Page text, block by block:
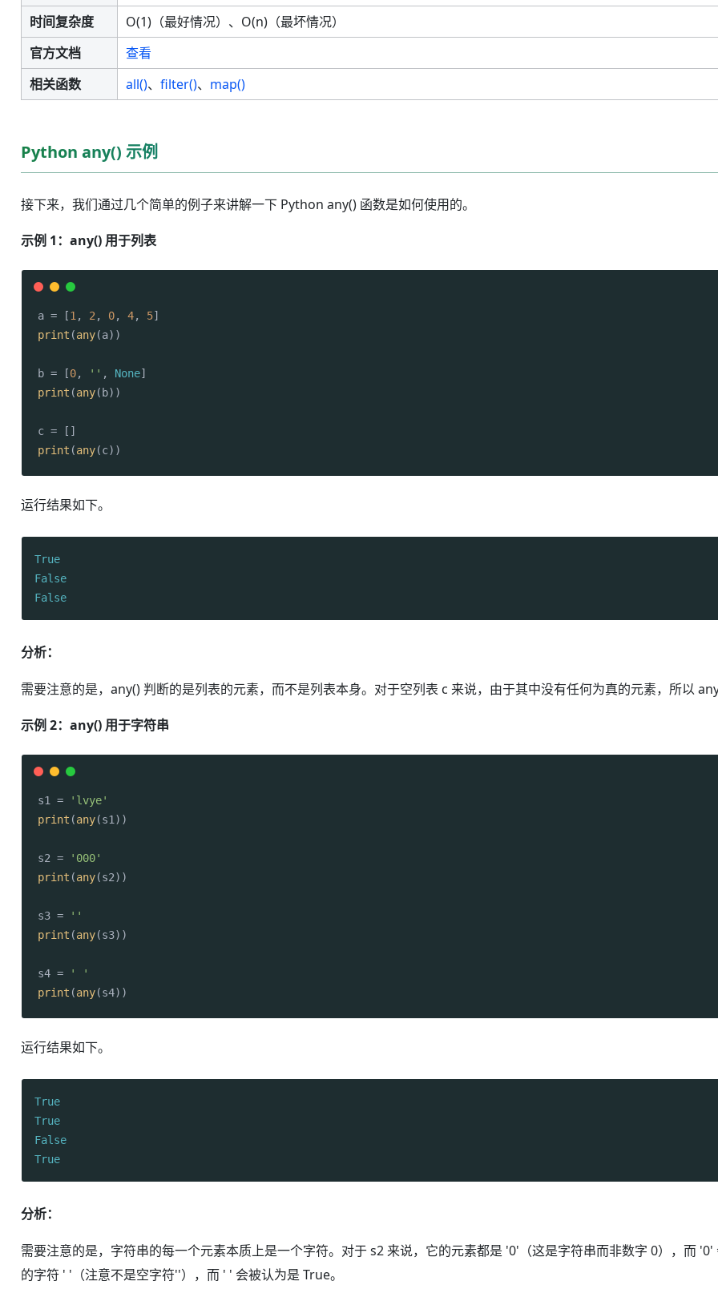
时间复杂度
O(1)（最好情况）、O(n)（最坏情况）
官方文档
查看
相关函数
all()、 filter()、 map()
Python any() 示例
接下来，我们通过几个简单的例子来讲解一下 Python any() 函数是如何使用的。
示例 1：any() 用于列表
a = [1 , 2 , 0, 4, 5
print (any(a))
b = [0, '' , None
print (any(b))
print (any(c))
运行结果如下。
True
False
False
分析：
需要注意的是，any() 判断的是列表的元素，而不是列表本身。对于空列表 c 来说，由于其中没有任何为真的元素，所以
示例 2：any() 用于字符串
s1 =
'lvye'
print (any(s1))
s2 =
'000'
print (any(s2))
s3 =
''
print (any(s3))
s4 =
' '
print (any(s4))
运行结果如下。
True
True
False
True
分析：
需要注意的是，字符串的每一个元素本质上是一个字符。对于 s2 来说，它的元素都是 '0'（这是字符串而非数字 0），而
的字符 ' '（注意不是空字符''），而 ' ' 会被认为是 True。